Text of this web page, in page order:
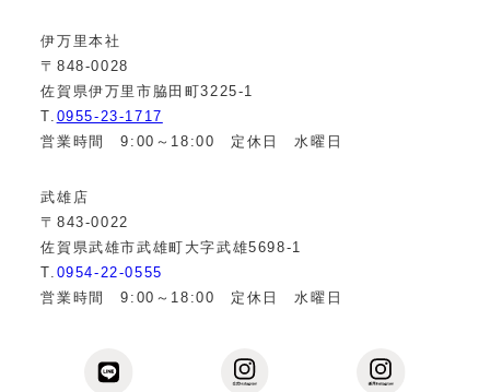
伊万里本社
〒848-0028
佐賀県伊万里市脇田町3225-1
T. 0955-23-1717
営業時間 9:00～18:00 定休日 水曜日
武雄店
〒843-0022
佐賀県武雄市武雄町大字武雄5698-1
T. 0954-22-0555
営業時間 9:00～18:00 定休日 水曜日